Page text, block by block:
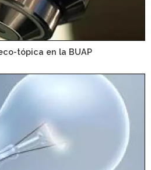
tópica en la BUAP